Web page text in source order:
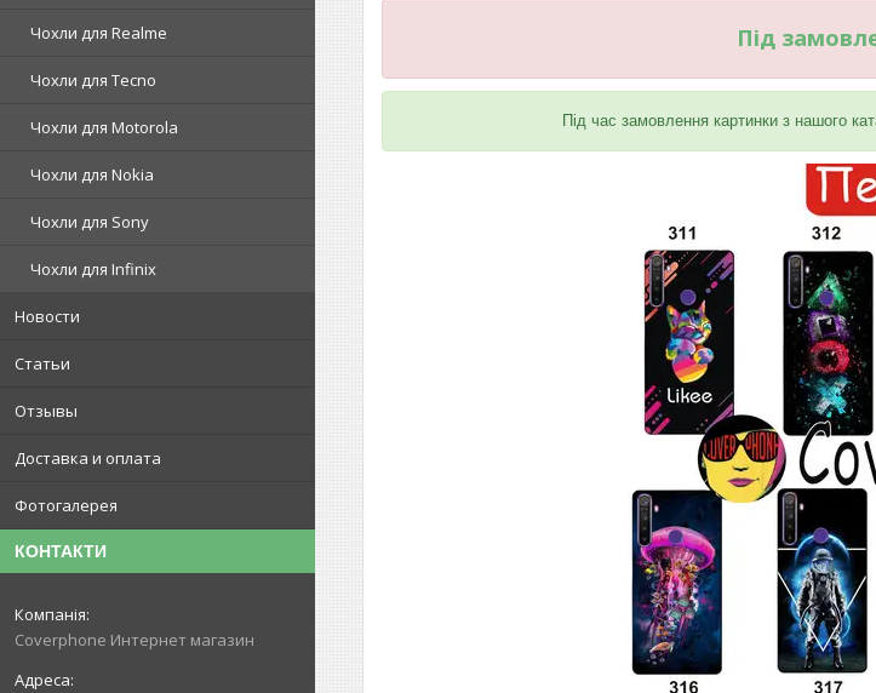
Чохли для Realme
Чохли для Tecno
Чохли для Motorola
Чохли для Nokia
Чохли для Sony
Чохли для Infinix
Новости
Статьи
Отзывы
Доставка и оплата
Фотогалерея
КОНТАКТИ
Coverphone Интернет магазин
Під
Під час замовлення картинки з нашого